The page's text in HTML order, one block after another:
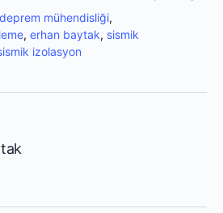
deprem mühendisliği,
, erhan baytak, sismik
izolasyon